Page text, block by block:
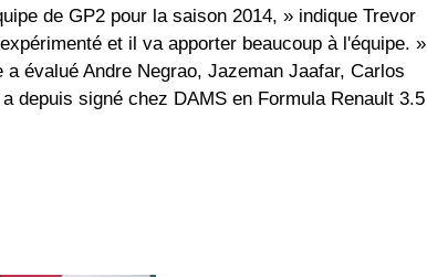
de GP2 pour la saison 2014, » indique Trevor
et il va apporter beaucoup à l'équipe. »
évalué Andre Negrao, Jazeman Jaafar, Carlos
depuis signé chez DAMS en Formula Renault 3.5